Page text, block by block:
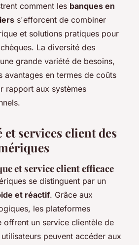
comment les banques en
s'efforcent de combiner
et solutions pratiques pour
La diversité des
grande variété de besoins,
avantages en termes de coûts
rapport aux systèmes
services client des
et service client efficace
se distinguent par un
et réactif. Grâce aux
les plateformes
offrent un service clientèle de
peuvent accéder aux